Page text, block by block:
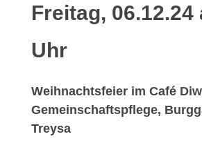
Freitag, 06.12.24
Uhr
Weihnachtsfeier im Café
Gemeinschaftspflege,
Treysa